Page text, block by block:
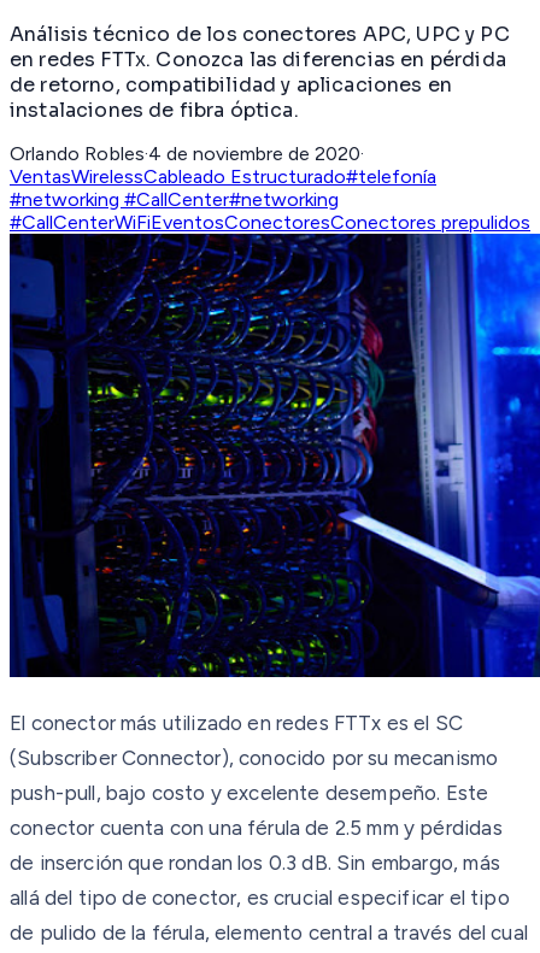
Análisis técnico de los conectores APC, UPC y PC
en redes FTTx. Conozca las diferencias en pérdida
de retorno, compatibilidad y aplicaciones en
instalaciones de fibra óptica.
Orlando Robles·4 de noviembre de 2020·
VentasWirelessCableado Estructurado#telefonía
#networking #CallCenter#networking
#CallCenterWiFiEventosConectoresConectores prepulidos
El conector más utilizado en redes FTTx es el SC
(Subscriber Connector), conocido por su mecanismo
push-pull, bajo costo y excelente desempeño. Este
conector cuenta con una férula de 2.5 mm y pérdidas
de inserción que rondan los 0.3 dB. Sin embargo, más
allá del tipo de conector, es crucial especificar el tipo
de pulido de la férula, elemento central a través del cual